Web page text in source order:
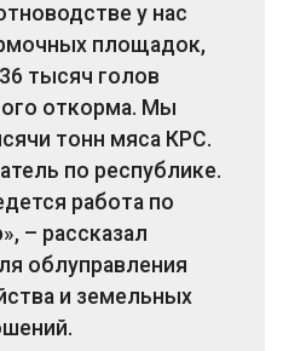
у нас
площадок,
тысяч голов
откорма. Мы
тонн мяса КРС.
по республике.
работа по
– рассказал
облуправления
и земельных